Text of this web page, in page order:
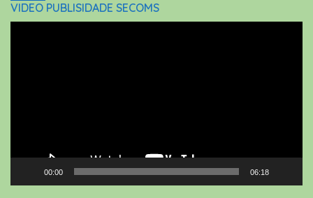
VIDEO PUBLISIDADE SECOMS
00:00 06:18